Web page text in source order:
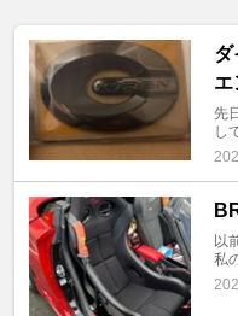
ダ
エ
先
し
以
私